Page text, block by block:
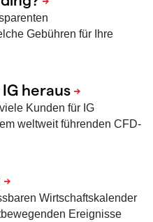
Gebühren für Ihre
Kunden für IG
weltweit führenden CFD-
Wirtschaftskalender
Ereignisse